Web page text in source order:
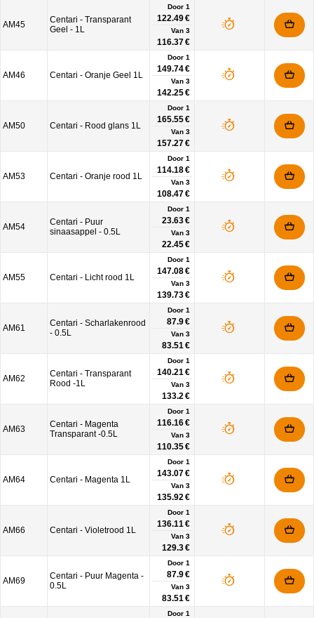
AM45
Centari - Transparant
Geel - 1L
Door 1
122.49 €
Van 3
116.37 €
AM46 Centari - Oranje Geel 1L
Door 1
149.74 €
Van 3
142.25 €
AM50 Centari - Rood glans 1L
Door 1
165.55 €
Van 3
157.27 €
AM53 Centari - Oranje rood 1L
Door 1
114.18 €
Van 3
108.47 €
AM54
Centari - Puur
sinaasappel - 0.5L
Door 1
23.63 €
Van 3
22.45 €
AM55 Centari - Licht rood 1L
Door 1
147.08 €
Van 3
139.73 €
AM61
Centari - Scharlakenrood
- 0.5L
Door 1
87.9 €
Van 3
83.51 €
AM62
Centari - Transparant
Rood -1L
Door 1
140.21 €
Van 3
133.2 €
AM63
Centari - Magenta
Transparant -0.5L
Door 1
116.16 €
Van 3
110.35 €
AM64 Centari - Magenta 1L
Door 1
143.07 €
Van 3
135.92 €
AM66 Centari - Violetrood 1L
Door 1
136.11 €
Van 3
129.3 €
AM69
Centari - Puur Magenta -
0.5L
Door 1
87.9 €
Van 3
83.51 €
Door 1